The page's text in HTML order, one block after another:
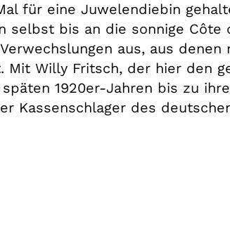
für eine Juwelendiebin
selbst bis an die sonnige Côte
aus, aus
Mit Willy Fritsch, der hier den
1920er-Jahren bis zu
Kassenschlager des